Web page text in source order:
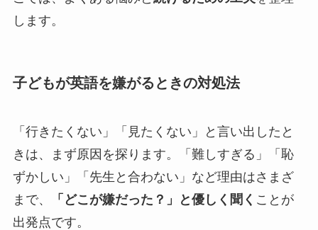
します。
子どもが英語を嫌がるときの対処法
「行きたくない」「見たくない」と言い出したと
きは、まず原因を探ります。「難しすぎる」「恥
ずかしい」「先生と合わない」など理由はさまざ
まで、
「どこが嫌だった？」と優しく聞く ことが
出発点です。